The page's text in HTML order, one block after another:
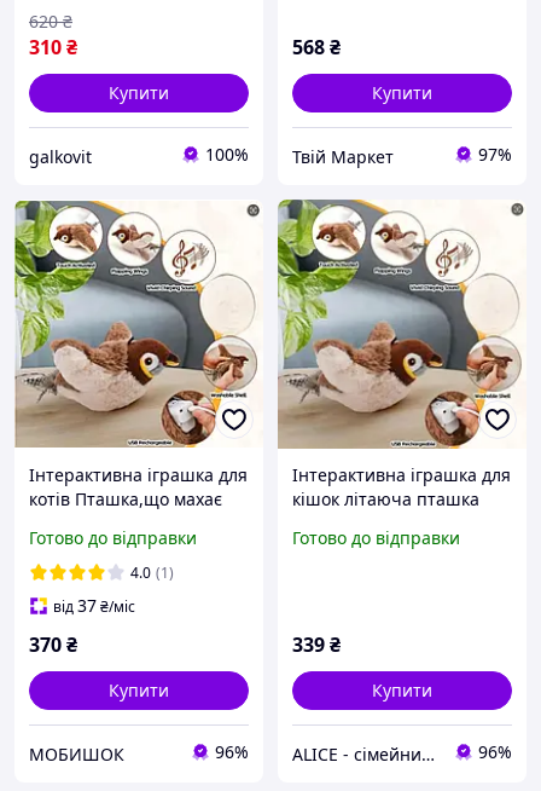
310₴
620 ₴
Купити
galkovit 100%
568₴
Купити
Твій Маркет 97%
Інтерактивна іграшка для
котів Пташка,що махає
Готово до відправки
4.0 (1)
від37₴/міс
370₴
Купити
МОБИШОК 96%
Інтерактивна іграшка для
кішок літаюча пташка
махає крилами FP-66
Готово до відправки
339₴
Купити
ALICE - сімейний Інтернет-магазин, товари для всієї родини 96%